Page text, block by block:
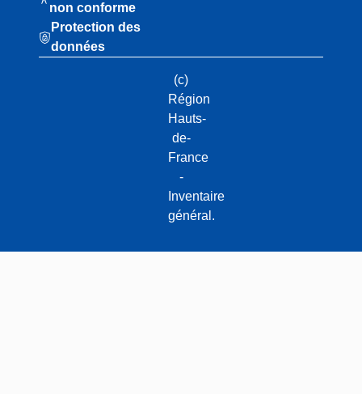
non conforme
Protection des
données
(c)
Région
Hauts-
de-
France
-
Inventaire
général.